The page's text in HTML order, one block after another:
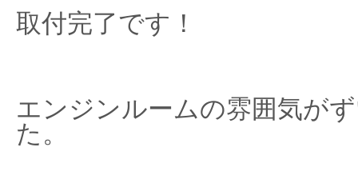
取付完了です！
エンジンルームの雰囲気が
た。